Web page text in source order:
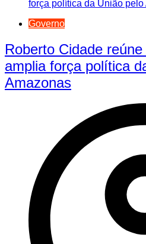
Governo
Roberto Cidade
amplia força política
Amazonas